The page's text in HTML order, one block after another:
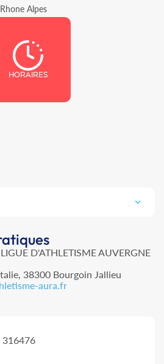
Alpes
HORAIRES
D'ATHLETISME AUVERGNE
38300 Bourgoin Jallieu
aura.fr
316476